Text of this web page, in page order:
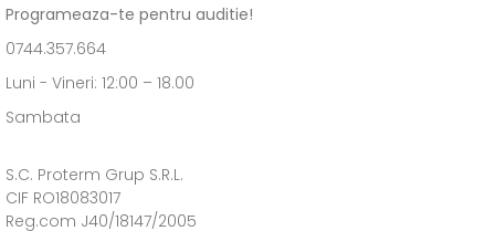
Programeaza-te pentru auditie!
0744.357.664
Luni - Vineri: 12:00 – 18.00
Sambata
S.C. Proterm Grup S.R.L.
CIF RO18083017
Reg.com J40/18147/2005